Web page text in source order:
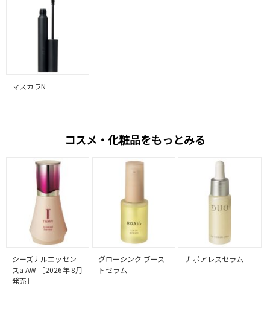
マスカラN
コスメ・化粧品をもっとみる
シーズナルエッセン
スa AW ［2026年 8月
発売］
グローシンク ブース
トセラム
ザ ポアレスセラム